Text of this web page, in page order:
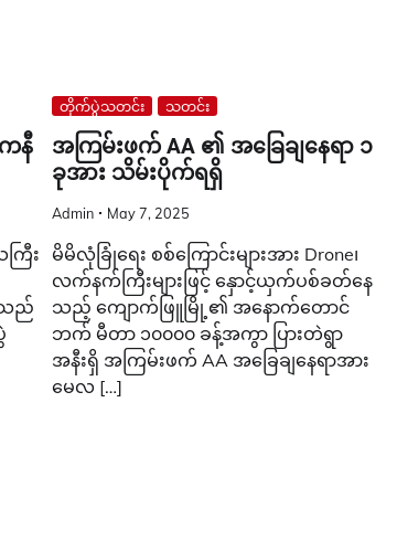
နီ
ြီး
သည်
တိုက်ပွဲသတင်း သတင်း
အကြမ်းဖက် AA ၏ အခြေချနေရာ ၁
ခုအား သိမ်းပိုက်ရရှိ
Admin May 7, 2025
မိမိလုံခြုံရေး စစ်ကြောင်းများအား Drone၊
လက်နက်ကြီးများဖြင့် နှောင့်ယှက်ပစ်ခတ်နေ
သည့် ကျောက်ဖြူမြို့၏ အနောက်တောင်
ဘက် မီတာ ၁၀၀၀၀ ခန့်အကွာ ပြားတဲရွာ
အနီးရှိ အကြမ်းဖက် AA အခြေချနေရာအား
မေလ […]